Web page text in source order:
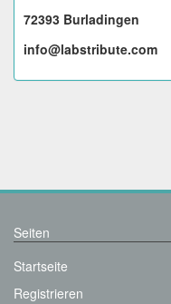
72393 Burladingen
info@labstribute.com
Seiten
Startseite
Registrieren